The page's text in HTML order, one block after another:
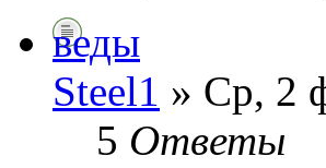
веды
Steel1 » Ср, 2
5 Ответы